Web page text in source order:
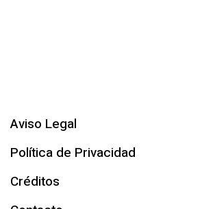
Aviso Legal
Política de Privacidad
Créditos